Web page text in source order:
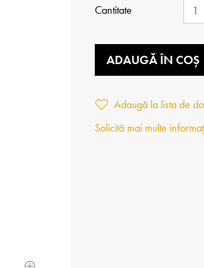
Cantitate
ADAUGĂ ÎN COȘ
Adaugă la lista de
Solicită mai multe